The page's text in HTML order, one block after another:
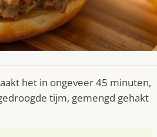
het in ongeveer 45 minuten,
tijm, gemengd gehakt